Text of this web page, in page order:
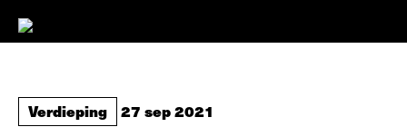
Verdieping 27 sep 2021